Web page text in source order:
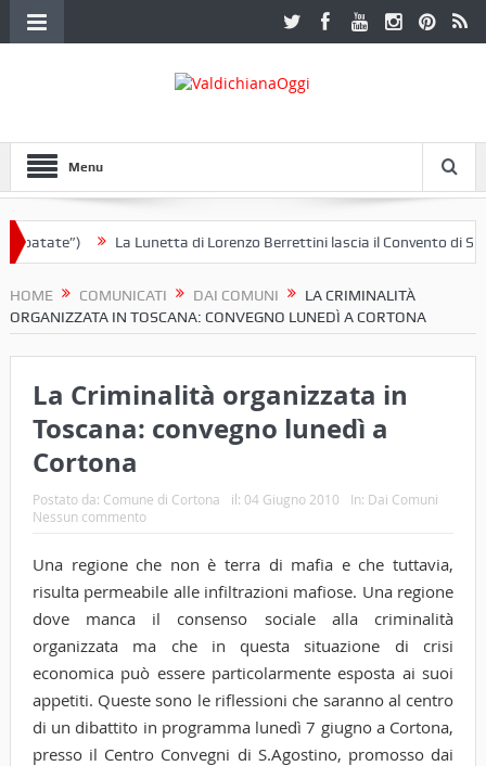
Menu
patate”) La Lunetta di Lorenzo Berrettini lascia il Convento di S.
HOME COMUNICATI DAI COMUNI
LA CRIMINALITÀ
ORGANIZZATA IN TOSCANA: CONVEGNO LUNEDÌ A CORTONA
La Criminalità organizzata in
Toscana: convegno lunedì a
Cortona
Postato da: Comune di Cortona il: 04 Giugno 2010 In: Dai Comuni
Nessun commento
Una regione che non è terra di mafia e che tuttavia,
risulta permeabile alle infiltrazioni mafiose. Una regione
dove manca il consenso sociale alla criminalità
organizzata ma che in questa situazione di crisi
economica può essere particolarmente esposta ai suoi
appetiti. Queste sono le riflessioni che saranno al centro
di un dibattito in programma lunedì 7 giugno a Cortona,
presso il Centro Convegni di S.Agostino, promosso dai